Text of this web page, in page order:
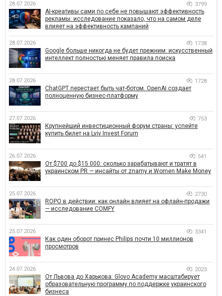
28.07.2026 3799
AI-креативы сами по себе не повышают эффективность
рекламы: исследование показало, что на самом деле
влияет на эффективность кампаний
28.07.2026 1738
Google больше никогда не будет прежним: искусственный
интеллект полностью меняет правила поиска
28.07.2026 1728
ChatGPT перестает быть чат-ботом. OpenAI создает
полноценную бизнес-платформу
27.07.2026 753
Крупнейший инвестиционный форум страны: успейте
купить билет на Lviv Invest Forum
26.07.2026 541
От $700 до $15 000: сколько зарабатывают и тратят в
украинском PR — инсайты от znamy и Women Make Money
25.07.2026 2730
ROPO в действии: как онлайн влияет на офлайн-продажи
— исследование COMFY
25.07.2026 3341
Как один оборот принес Philips почти 10 миллионов
просмотров
24.07.2026 2023
От Львова до Харькова: Glovo Academy масштабирует
образовательную программу по поддержке украинского
бизнеса